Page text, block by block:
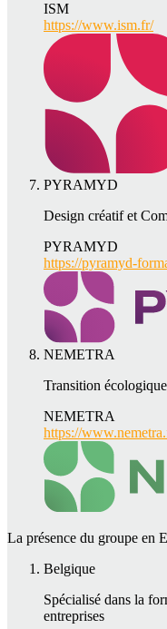
ISM
https://www.ism.fr/
PYRAMYD
Design créatif et
PYRAMYD
https://pyramyd-
NEMETRA
Transition
NEMETRA
https://
La présence du groupe en
Belgique
Spécialisé dans la
entreprises